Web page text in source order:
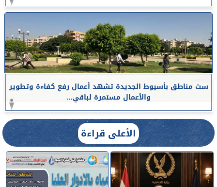
ست مناطق بأسيوط الجديدة تشهد أعمال رفع كفاءة وتطوير
والأعمال مستمرة لباقي...
الأعلى قراءة